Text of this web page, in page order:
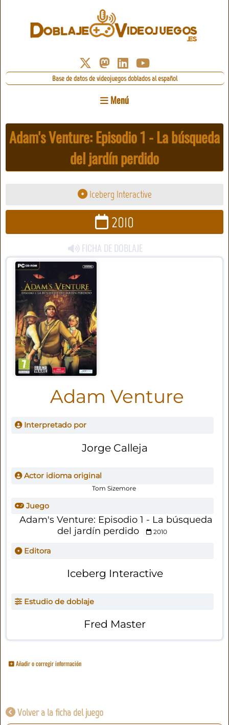
Base de datos de videojuegos doblados al español
Menú
Adam's Venture: Episodio 1 - La búsqueda
del jardín perdido
Iceberg Interactive
2010
FICHA DE DOBLAJE
Adam Venture
Interpretado por
Jorge Calleja
Actor idioma original
Tom Sizemore
Juego
Adam's Venture: Episodio 1 - La búsqueda
del jardín perdido
2010
Editora
Iceberg Interactive
Estudio de doblaje
Fred Master
Añadir o corregir información
Volver a la ficha del juego